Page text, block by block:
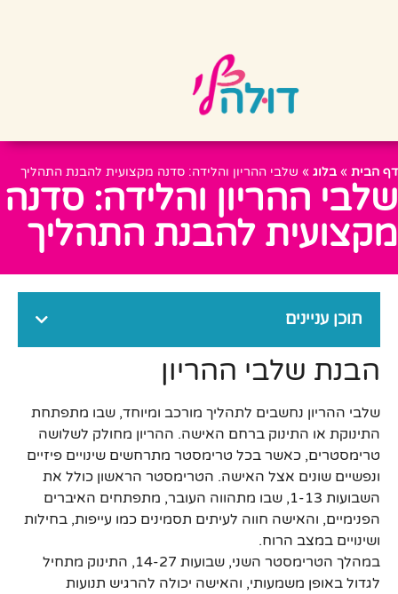
דף הבית » בלוג » שלבי ההריון והלידה: סדנה מקצועית להבנת התהליך
שלבי ההריון והלידה: סדנה
מקצועית להבנת התהליך
תוכן עניינים
הבנת שלבי ההריון
שלבי ההריון נחשבים לתהליך מורכב ומיוחד, שבו מתפתחת
התינוקת או התינוק ברחם האישה. ההריון מחולק לשלושה
טרימסטרים, כאשר בכל טרימסטר מתרחשים שינויים פיזיים
ונפשיים שונים אצל האישה. הטרימסטר הראשון כולל את
השבועות 1-13, שבו מתהווה העובר, מתפתחים האיברים
הפנימיים, והאישה חווה לעיתים תסמינים כמו עייפות, בחילות
ושינויים במצב הרוח.
במהלך הטרימסטר השני, שבועות 14-27, התינוק מתחיל
לגדול באופן משמעותי, והאישה יכולה להרגיש תנועות